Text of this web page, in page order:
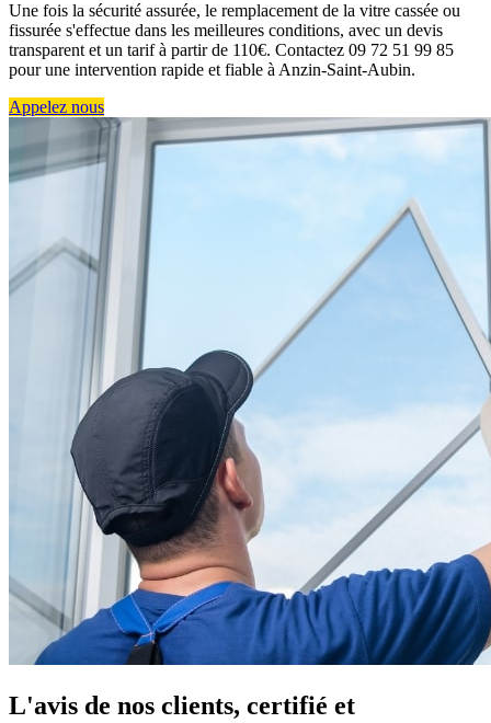
Une fois la sécurité assurée, le remplacement de la vitre cassée ou
fissurée s'effectue dans les meilleures conditions, avec un devis
transparent et un tarif à partir de 110€. Contactez 09 72 51 99 85
pour une intervention rapide et fiable à Anzin-Saint-Aubin.
Appelez nous
L'avis de nos clients, certifié et